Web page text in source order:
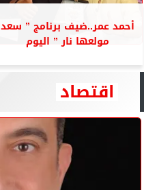
أحمد عمر..ضيف برنامج ” سعد
مولعها نار ” اليوم
اقتصاد